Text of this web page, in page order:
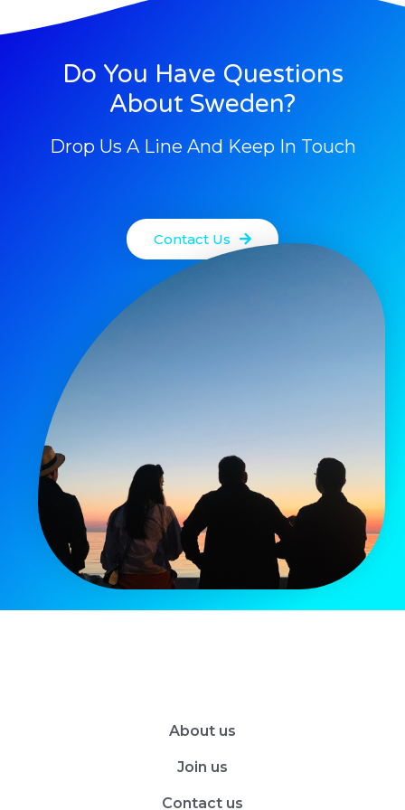
Do You Have Questions
About Sweden?
Drop Us A Line And Keep In Touch
Contact Us
About us
Join us
Contact us